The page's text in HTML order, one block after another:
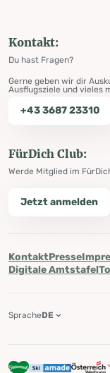
Kontakt:
Du hast Fragen?
Gerne geben wir dir
Ausflugsziele und vieles
+43 3687 23310
FürDich Club:
Werde Mitglied im
Jetzt anmelden
KontaktPresse
Digitale Amtstafel
SpracheDE